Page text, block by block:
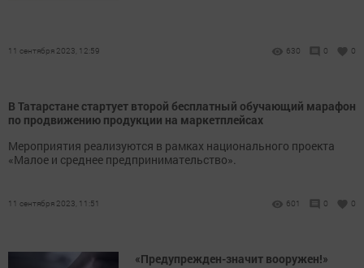
11 сентября 2023, 12:59 630 0 0
В Татарстане стартует второй бесплатный обучающий марафон
по продвижению продукции на маркетплейсах
Мероприятия реализуются в рамках национального проекта
«Малое и среднее предпринимательство».
11 сентября 2023, 11:51 601 0 0
«Предупрежден-значит вооружен!»